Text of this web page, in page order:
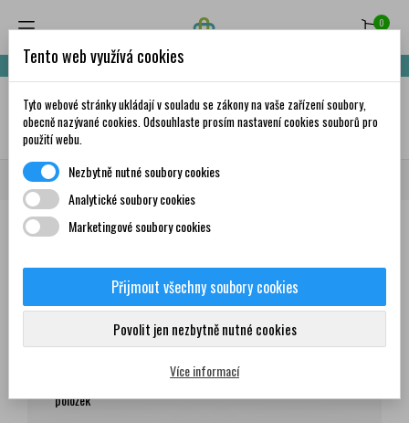
0
Nakupte za 999,- Kč a získáte dopravu zdarma!
✦AI
Domů Všichni dodavatelé TOPNATUR s.r.o.
Seznam produktů dodavatele
TOPNATUR s.r.o.
položek
Tento web využívá cookies
Tyto webové stránky ukládají v souladu se zákony na vaše zařízení soubory,
obecně nazývané cookies. Odsouhlaste prosím nastavení cookies souborů pro
použití webu.
Nezbytně nutné soubory cookies
Analytické soubory cookies
Marketingové soubory cookies
Přijmout všechny soubory cookies
Povolit jen nezbytně nutné cookies
Více informací